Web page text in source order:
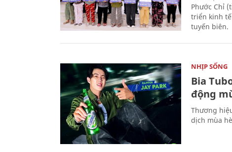
Phước Chỉ
triển kinh
tuyến biên.
NHỊP SỐNG
Bia
động
Thương
dịch mùa